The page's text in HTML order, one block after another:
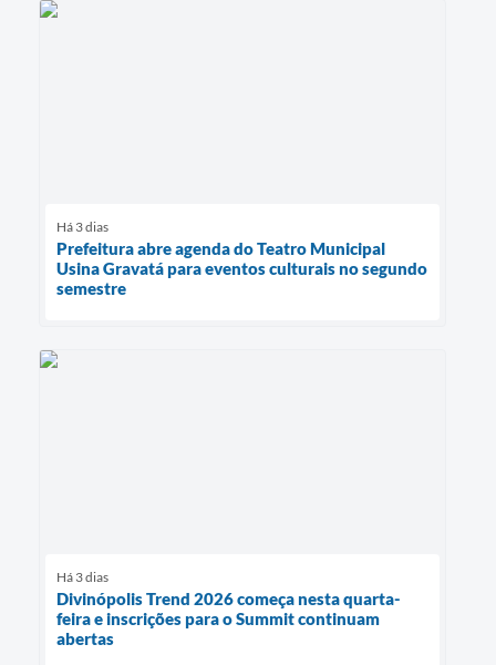
Há 3 dias
Prefeitura abre agenda do Teatro Municipal
Usina Gravatá para eventos culturais no segundo
semestre
Há 3 dias
Divinópolis Trend 2026 começa nesta quarta-
feira e inscrições para o Summit continuam
abertas